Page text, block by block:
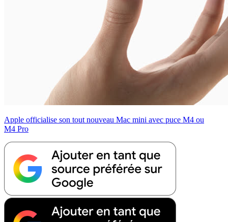
Apple officialise son tout nouveau Mac mini avec puce M4 ou
M4 Pro